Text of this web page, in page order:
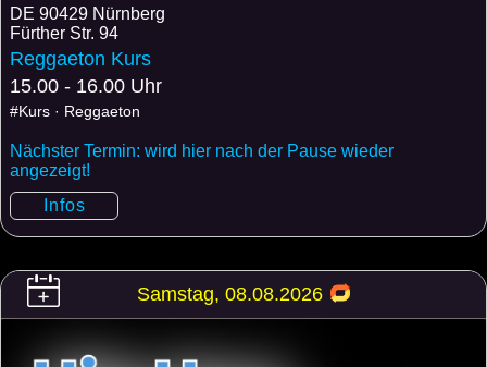
DE 90429 Nürnberg
Fürther Str. 94
Reggaeton Kurs
15.00 - 16.00 Uhr
#Kurs · Reggaeton
Nächster Termin: wird hier nach der Pause wieder
angezeigt!
Infos
Samstag, 08.08.2026